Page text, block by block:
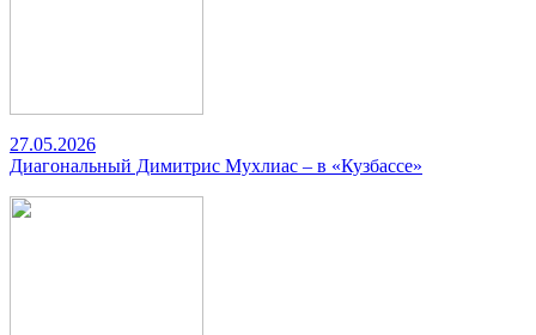
27.05.2026
Диагональный Димитрис Мухлиас – в «Кузбассе»